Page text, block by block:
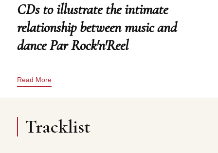
CDs to illustrate the intimate
relationship between music and
dance Par Rock'n'Reel
Read More
Tracklist